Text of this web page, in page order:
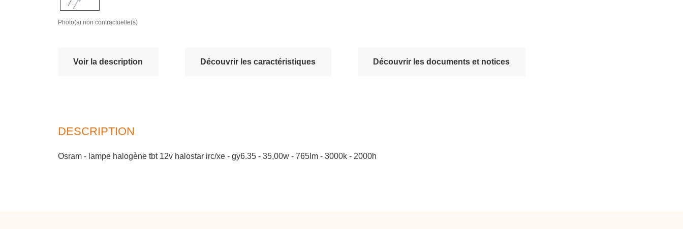
Photo(s) non contractuelle(s)
Voir la description Découvrir les caractéristiques Découvrir les documents et notices
DESCRIPTION
Osram - lampe halogène tbt 12v halostar irc/xe - gy6.35 - 35,00w - 765lm - 3000k - 2000h